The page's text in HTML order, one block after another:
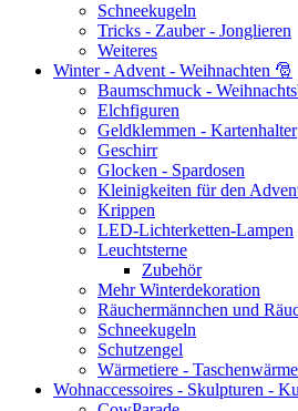
Schneekugeln
Tricks - Zauber - Jonglieren
Weiteres
Winter - Advent - Weihnachten 🎅
Baumschmuck -
Elchfiguren
Geldklemmen - Kartenhalter
Geschirr
Glocken - Spardosen
Kleinigkeiten für den
Krippen
LED-Lichterketten-Lampen
Leuchtsterne
Zubehör
Mehr Winterdekoration
Räuchermännchen und
Schneekugeln
Schutzengel
Wärmetiere -
Wohnaccessoires - Skulpturen -